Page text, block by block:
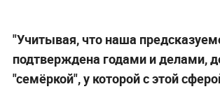
"Учитывая, что наша
подтверждена годами и делами,
"семёркой", у которой с этой